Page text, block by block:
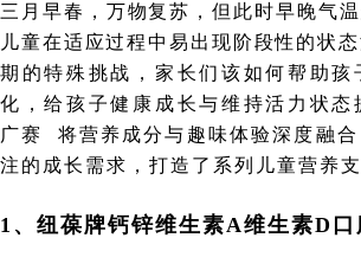
三月早春，万物复苏，但此时早晚气
儿童在适应过程中易出现阶段性的状态
期的特殊挑战，家长们该如何帮助孩
化，给孩子健康成长与维持活力状态
广赛
将营养成分与趣味体验深度融
注的成长需求，打造了系列儿童营养支
1、纽葆牌钙锌维生素A维生素D口